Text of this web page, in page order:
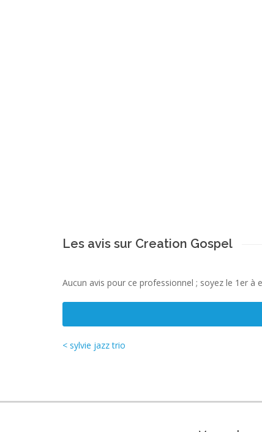
Les avis sur Creation Gospel
Aucun avis pour ce professionnel ; soyez le 1er à
< sylvie jazz trio